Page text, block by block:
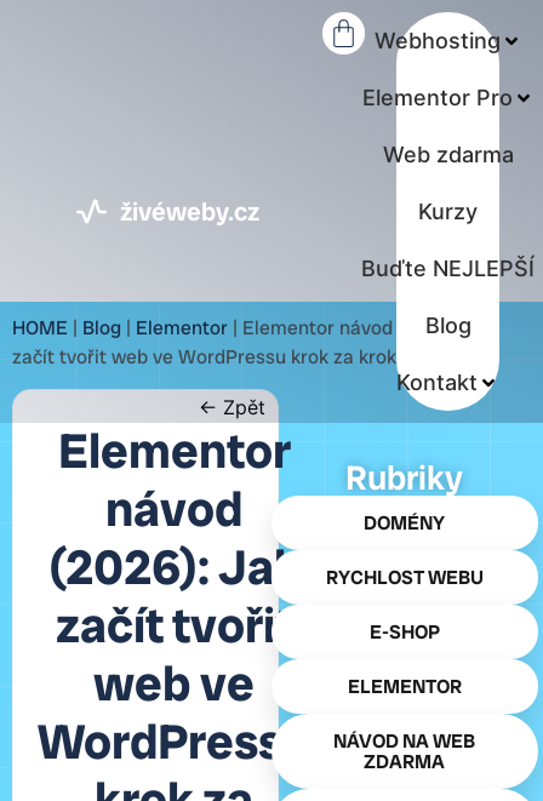
živéweby.cz
Webhosting
Elementor Pro
Web zdarma
Kurzy
Buďte NEJLEPŠÍ
Blog
Kontakt
HOME | Blog | Elementor | Elementor návod (2026): Jak
začít tvořit web ve WordPressu krok za krokem
Rubriky
DOMÉNY
RYCHLOST WEBU
E-SHOP
ELEMENTOR
NÁVOD NA WEB
ZDARMA
← Zpět
Elementor
návod
(2026): Jak
začít tvořit
web ve
WordPressu